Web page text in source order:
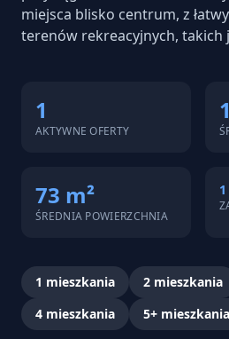
miejsca blisko centrum, z
terenów rekreacyjnych, takich
1
AKTYWNE OFERTY
73 m²
ŚREDNIA POWIERZCHNIA
1 mieszkania 2 mieszkania
4 mieszkania 5+ mieszkania